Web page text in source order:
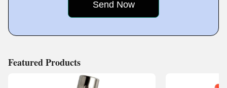
Featured Products